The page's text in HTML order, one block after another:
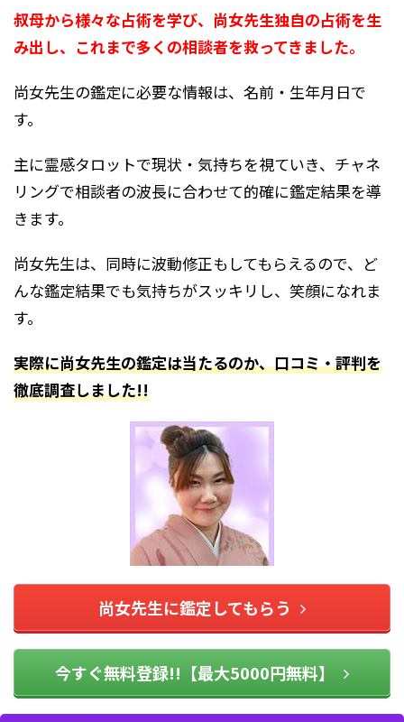
叔母から様々な占術を学び、尚女先生独自の占術を生
み出し、これまで多くの相談者を救ってきました。
尚女先生の鑑定に必要な情報は、名前・生年月日で
す。
主に霊感タロットで現状・気持ちを視ていき、チャネ
リングで相談者の波長に合わせて的確に鑑定結果を導
きます。
尚女先生は、同時に波動修正もしてもらえるので、ど
んな鑑定結果でも気持ちがスッキリし、笑顔になれま
す。
実際に尚女先生の鑑定は当たるのか、口コミ・評判を
徹底調査しました!!
尚女先生に鑑定してもらう
今すぐ無料登録!!【最大5000円無料】